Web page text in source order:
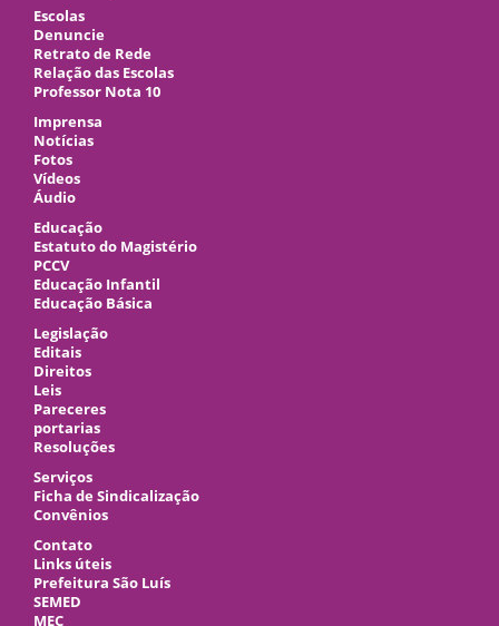
Escolas
Denuncie
Retrato de Rede
Relação das Escolas
Professor Nota 10
Imprensa
Notícias
Fotos
Vídeos
Áudio
Educação
Estatuto do Magistério
PCCV
Educação Infantil
Educação Básica
Legislação
Editais
Direitos
Leis
Pareceres
portarias
Resoluções
Serviços
Ficha de Sindicalização
Convênios
Contato
Links úteis
Prefeitura São Luís
SEMED
MEC